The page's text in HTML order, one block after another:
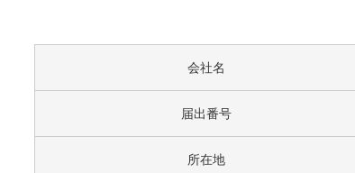
会社名
届出番号
所在地